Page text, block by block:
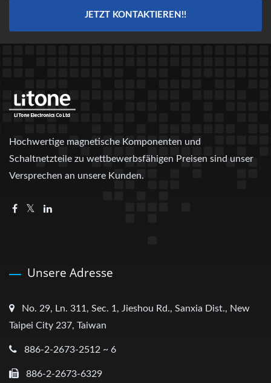
JETZT KONTAKTIEREN!!
Hochwertige magnetische Komponenten und
Schaltnetzteile zu wettbewerbsfähigen Preisen sind unser
Versprechen an unsere Kunden.
Unsere Adresse
No. 29, Ln. 311, Sec. 1, Jieshou Rd., Sanxia Dist., New
Taipei City 237, Taiwan
886-2-2673-2512 ~ 6
886-2-2673-6329